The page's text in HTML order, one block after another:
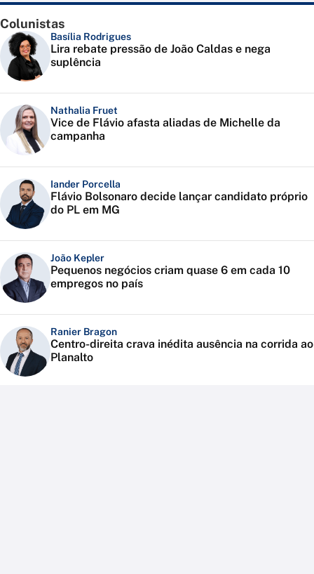
Colunistas
Basília Rodrigues
Lira rebate pressão de João Caldas e nega
suplência
Nathalia Fruet
Vice de Flávio afasta aliadas de Michelle da
campanha
Iander Porcella
Flávio Bolsonaro decide lançar candidato próprio
do PL em MG
João Kepler
Pequenos negócios criam quase 6 em cada 10
empregos no país
Ranier Bragon
Centro-direita crava inédita ausência na corrida ao
Planalto